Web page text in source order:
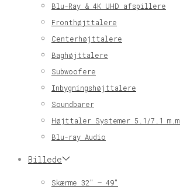
Blu-Ray & 4K UHD afspillere
Fronthøjttalere
Centerhøjttalere
Baghøjttalere
Subwoofere
Inbygningshøjttalere
Soundbarer
Højttaler Systemer 5.1/7.1 m.m.
Blu-ray Audio
Billede
Skærme 32″ – 49″